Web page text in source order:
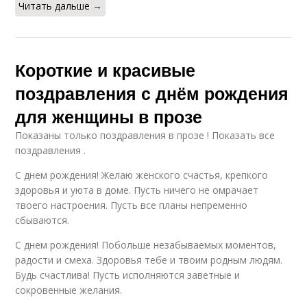
Читать дальше →
Короткие и красивые
поздравления с днём рождения
для женщины в прозе
Показаны только поздравления в прозе ! Показать все
поздравления .
С днем рождения! Желаю женского счастья, крепкого
здоровья и уюта в доме. Пусть ничего не омрачает
твоего настроения. Пусть все планы непременно
сбываются.
С днем рождения! Побольше незабываемых моментов,
радости и смеха. Здоровья тебе и твоим родным людям.
Будь счастлива! Пусть исполняются заветные и
сокровенные желания.